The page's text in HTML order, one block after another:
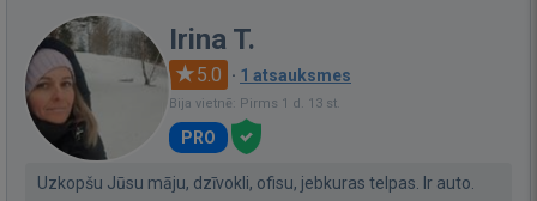
Irina T.
5.0 · 1 atsauksmes
Bija vietnē: Pirms 1 d. 13 st.
PRO
Uzkopšu Jūsu māju, dzīvokli, ofisu, jebkuras telpas. Ir auto.